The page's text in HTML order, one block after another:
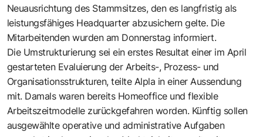
Neuausrichtung des Stammsitzes, den es langfristig als
leistungsfähiges Headquarter abzusichern gelte. Die
Mitarbeitenden wurden am Donnerstag informiert.
Die Umstrukturierung sei ein erstes Resultat einer im April
gestarteten Evaluierung der Arbeits-, Prozess- und
Organisationsstrukturen, teilte Alpla in einer Aussendung
mit. Damals waren bereits Homeoffice und flexible
Arbeitszeitmodelle zurückgefahren worden. Künftig sollen
ausgewählte operative und administrative Aufgaben